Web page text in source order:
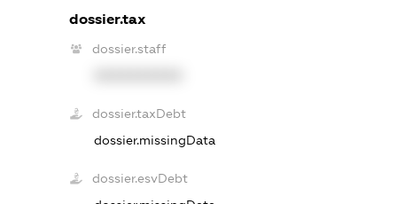
dossier.tax
dossier.staff
dossier.taxDebt
dossier.missingData
dossier.esvDebt